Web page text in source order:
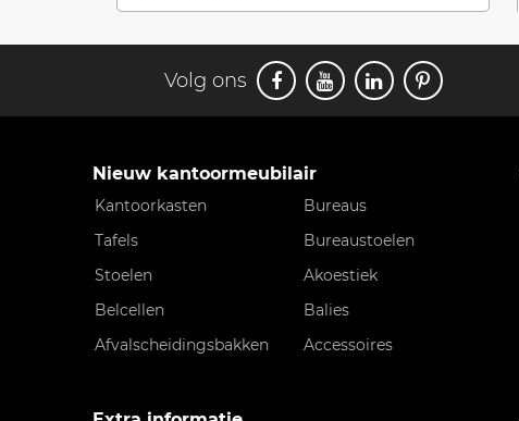
Volg ons
Nieuw kantoormeubilair
Kantoorkasten
Bureaus
Tafels
Bureaustoelen
Stoelen
Akoestiek
Belcellen
Balies
Afvalscheidingsbakken
Accessoires